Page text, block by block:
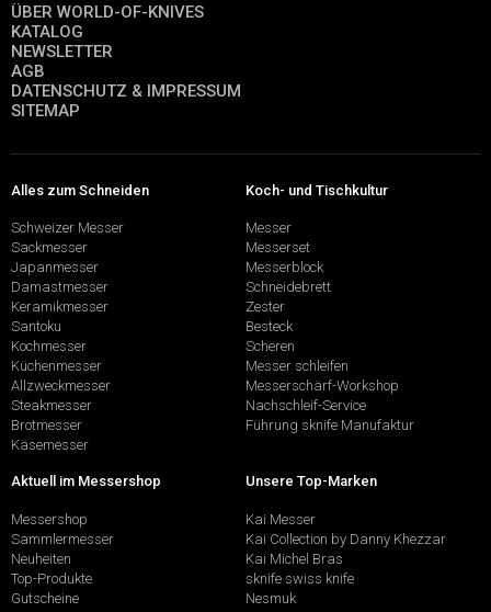
ÜBER WORLD-OF-KNIVES
KATALOG
NEWSLETTER
AGB
DATENSCHUTZ & IMPRESSUM
SITEMAP
Alles zum Schneiden
Schweizer Messer
Sackmesser
Japanmesser
Damastmesser
Keramikmesser
Santoku
Kochmesser
Küchenmesser
Allzweckmesser
Steakmesser
Brotmesser
Käsemesser
Koch- und Tischkultur
Messer
Messerset
Messerblock
Schneidebrett
Zester
Besteck
Scheren
Messer schleifen
Messerschärf-Workshop
Nachschleif-Service
Führung sknife Manufaktur
Aktuell im Messershop
Messershop
Sammlermesser
Neuheiten
Top-Produkte
Gutscheine
Unsere Top-Marken
Kai Messer
Kai Collection by Danny Khezzar
Kai Michel Bras
sknife swiss knife
Nesmuk